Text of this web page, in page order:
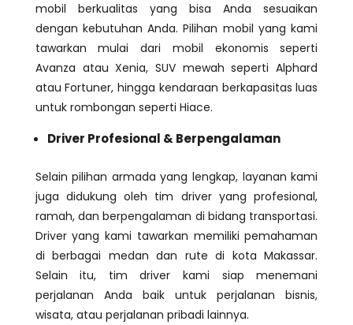
mobil berkualitas yang bisa Anda sesuaikan
dengan kebutuhan Anda. Pilihan mobil yang kami
tawarkan mulai dari mobil ekonomis seperti
Avanza atau Xenia, SUV mewah seperti Alphard
atau Fortuner, hingga kendaraan berkapasitas luas
untuk rombongan seperti Hiace.
Driver Profesional & Berpengalaman
Selain pilihan armada yang lengkap, layanan kami
juga didukung oleh tim driver yang profesional,
ramah, dan berpengalaman di bidang transportasi.
Driver yang kami tawarkan memiliki pemahaman
di berbagai medan dan rute di kota Makassar.
Selain itu, tim driver kami siap menemani
perjalanan Anda baik untuk perjalanan bisnis,
wisata, atau perjalanan pribadi lainnya.